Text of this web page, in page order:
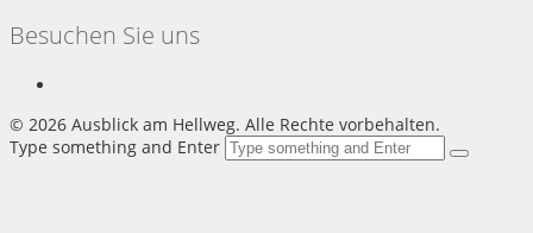
Besuchen Sie uns
© 2026 Ausblick am Hellweg. Alle Rechte vorbehalten.
Type something and Enter